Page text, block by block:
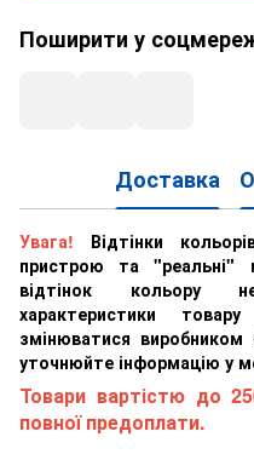
Поширити у
Доставка
Увага! Відтінки
пристрою та "реальні"
відтінок кольору
характеристики
змінюватися виробником
уточнюйте інформацію у
Товари вартістю до
повної предоплати.